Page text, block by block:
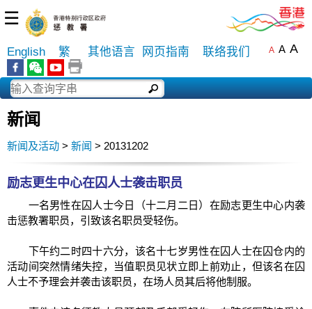
☰
English 繁 其他语言 网页指南 联络我们 A A A
新闻
新闻及活动 > 新闻 > 20131202
励志更生中心在囚人士袭击职员
一名男性在囚人士今日（十二月二日）在励志更生中心内袭
击惩教署职员，引致该名职员受轻伤。
下午约二时四十六分，该名十七岁男性在囚人士在囚仓内的
活动间突然情绪失控，当值职员见状立即上前劝止，但该名在囚
人士不予理会并袭击该职员，在场人员其后将他制服。